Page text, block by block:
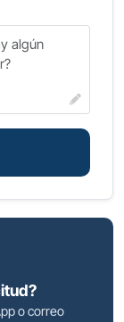
o correo